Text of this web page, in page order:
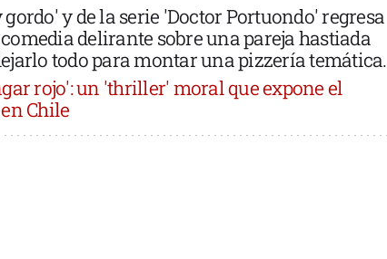
y de la serie 'Doctor Portuondo' regresa
delirante sobre una pareja hastiada
todo para montar una pizzería temática.
rojo': un 'thriller' moral que expone el
Chile